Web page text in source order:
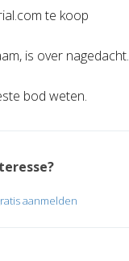
te koop
is over nagedacht.
bod weten.
aanmelden